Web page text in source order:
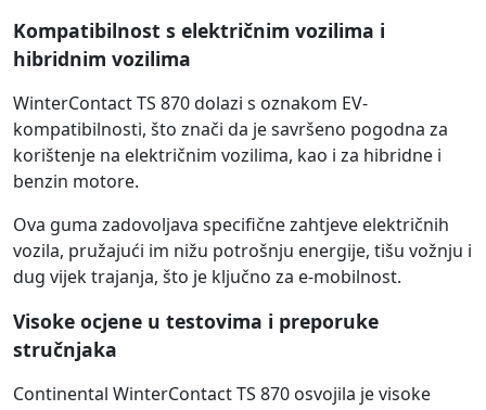
Kompatibilnost s električnim vozilima i
hibridnim vozilima
WinterContact TS 870 dolazi s oznakom EV-
kompatibilnosti, što znači da je savršeno pogodna za
korištenje na električnim vozilima, kao i za hibridne i
benzin motore.
Ova guma zadovoljava specifične zahtjeve električnih
vozila, pružajući im nižu potrošnju energije, tišu vožnju i
dug vijek trajanja, što je ključno za e-mobilnost.
Visoke ocjene u testovima i preporuke
stručnjaka
Continental WinterContact TS 870 osvojila je visoke